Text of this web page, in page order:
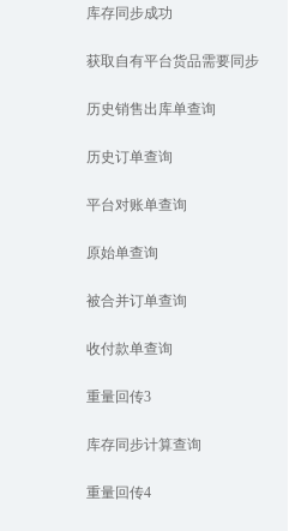
库存同步成功
获取自有平台货品需要同步
信息
历史销售出库单查询
历史订单查询
平台对账单查询
原始单查询
被合并订单查询
收付款单查询
重量回传3
库存同步计算查询
重量回传4